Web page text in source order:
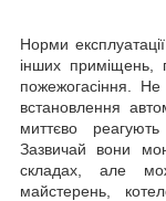
Норми
інших приміщень,
пожежогасіння.
встановлення
миттєво
Зазвичай вони
складах, але
майстерень,